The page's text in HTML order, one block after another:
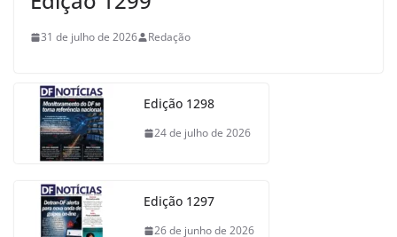
31 de julho de 2026 Redação
Edição 1298
24 de julho de 2026
Edição 1297
26 de junho de 2026